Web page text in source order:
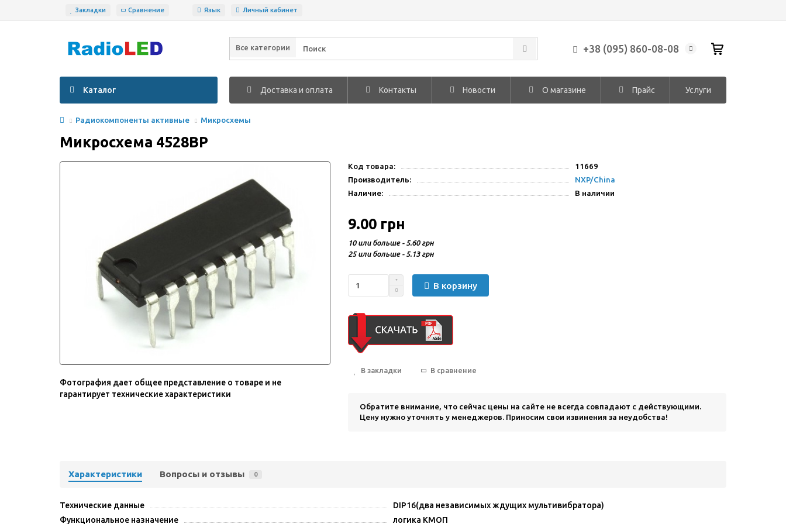
Закладки Сравнение Язык Личный кабинет
Все категории +38 (095) 860-08-08
Каталог Доставка и оплата Контакты Новости О магазине Прайс Услуги
Радиокомпоненты активные Микросхемы
Микросхема 4528BP
Фотография дает общее представление о товаре и не
гарантирует технические характеристики
Код товара:
11669
Производитель:
NXP/China
Наличие:
В наличии
9.00 грн
10 или больше - 5.60 грн
25 или больше - 5.13 грн
В корзину
В закладки В сравнение
Обратите внимание, что сейчас цены на сайте не всегда совпадают с действующими.
Цену нужно уточнять у менеджеров. Приносим свои извинения за неудобства!
Характеристики Вопросы и отзывы 0
Технические данные
DIP16(два независимых ждущих мультивибратора)
Функциональное назначение
логика КМОП